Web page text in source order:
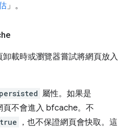
」。
卸載時或瀏覽器嘗試將網頁放入
persisted 屬性。如果是
頁不會進入 bfcache。不
true
，也不保證網頁會快取。這